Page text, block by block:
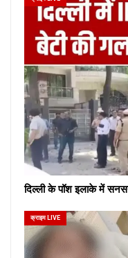
दिल्ली के पॉश इलाके में
क्राइम LIVE